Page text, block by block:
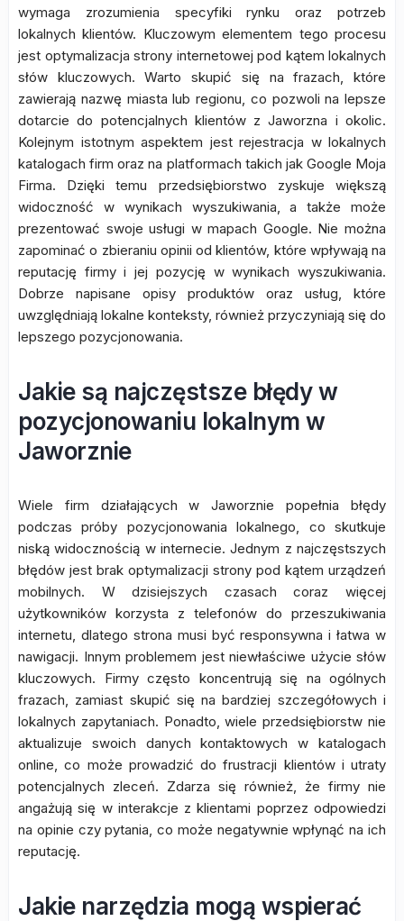
wymaga zrozumienia specyfiki rynku oraz potrzeb
lokalnych klientów. Kluczowym elementem tego procesu
jest optymalizacja strony internetowej pod kątem lokalnych
słów kluczowych. Warto skupić się na frazach, które
zawierają nazwę miasta lub regionu, co pozwoli na lepsze
dotarcie do potencjalnych klientów z Jaworzna i okolic.
Kolejnym istotnym aspektem jest rejestracja w lokalnych
katalogach firm oraz na platformach takich jak Google Moja
Firma. Dzięki temu przedsiębiorstwo zyskuje większą
widoczność w wynikach wyszukiwania, a także może
prezentować swoje usługi w mapach Google. Nie można
zapominać o zbieraniu opinii od klientów, które wpływają na
reputację firmy i jej pozycję w wynikach wyszukiwania.
Dobrze napisane opisy produktów oraz usług, które
uwzględniają lokalne konteksty, również przyczyniają się do
lepszego pozycjonowania.
Jakie są najczęstsze błędy w
pozycjonowaniu lokalnym w
Jaworznie
Wiele firm działających w Jaworznie popełnia błędy
podczas próby pozycjonowania lokalnego, co skutkuje
niską widocznością w internecie. Jednym z najczęstszych
błędów jest brak optymalizacji strony pod kątem urządzeń
mobilnych. W dzisiejszych czasach coraz więcej
użytkowników korzysta z telefonów do przeszukiwania
internetu, dlatego strona musi być responsywna i łatwa w
nawigacji. Innym problemem jest niewłaściwe użycie słów
kluczowych. Firmy często koncentrują się na ogólnych
frazach, zamiast skupić się na bardziej szczegółowych i
lokalnych zapytaniach. Ponadto, wiele przedsiębiorstw nie
aktualizuje swoich danych kontaktowych w katalogach
online, co może prowadzić do frustracji klientów i utraty
potencjalnych zleceń. Zdarza się również, że firmy nie
angażują się w interakcje z klientami poprzez odpowiedzi
na opinie czy pytania, co może negatywnie wpłynąć na ich
reputację.
Jakie narzędzia mogą wspierać